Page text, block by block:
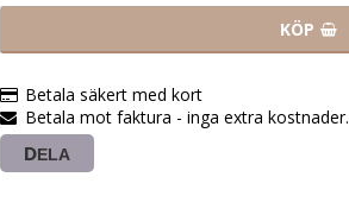
KÖP
Betala säkert med kort
Betala mot faktura - inga extra kostnader.
DELA